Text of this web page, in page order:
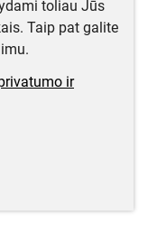
toliau Jūs
Taip pat galite
ir